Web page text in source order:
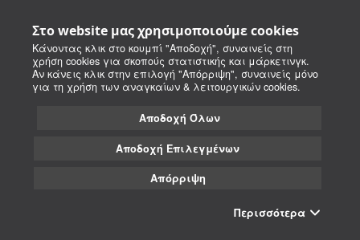
Στο website μας χρησιμοποιούμε cookies
Κάνοντας κλικ στο κουμπί "Αποδοχή", συναινείς στη
χρήση cookies για σκοπούς στατιστικής και μάρκετινγκ.
Αν κάνεις κλικ στην επιλογή "Απόρριψη", συναινείς μόνο
για τη χρήση των αναγκαίων & λειτουργικών cookies.
Αποδοχή Όλων
Αποδοχή Επιλεγμένων
Απόρριψη
Περισσότερα